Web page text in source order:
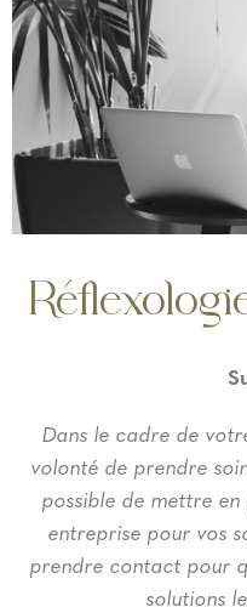
Dans le cadre de
volonté de prendre
possible de mettre en
entreprise pour vos
prendre contact pour
solutions